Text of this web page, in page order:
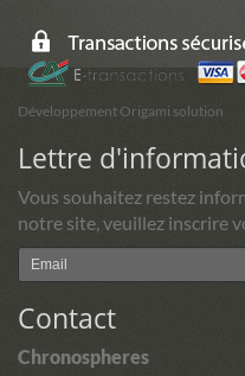
Développement Origami solution
Lettre
Vous souhaitez restez
notre site, veuillez inscrire
Contact
Chronospheres